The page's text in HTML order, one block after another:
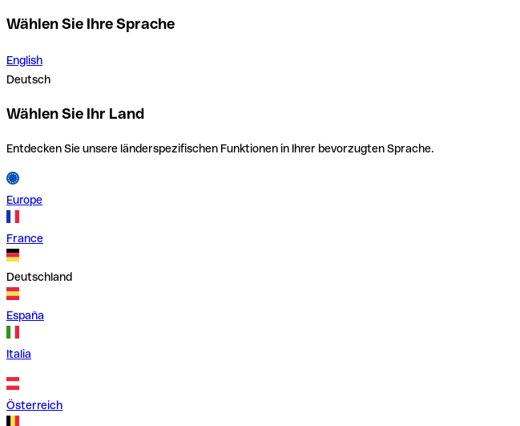
Wählen Sie Ihre Sprache
English
Deutsch
Wählen Sie Ihr Land
Entdecken Sie unsere länderspezifischen Funktionen in Ihrer bevorzugten Sprache.
Europe
France
Deutschland
España
Italia
Österreich